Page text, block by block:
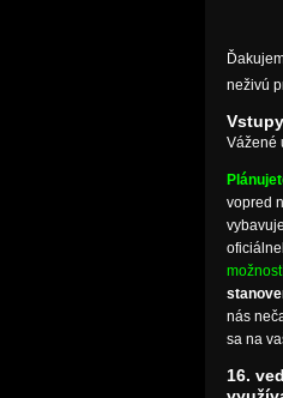
neživú
Vážené
vopred
nás
sa na
16.